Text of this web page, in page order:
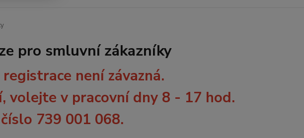
pro smluvní zákazníky
není závazná.
volejte v pracovní dny 8 - 17 hod.
739 001 068.